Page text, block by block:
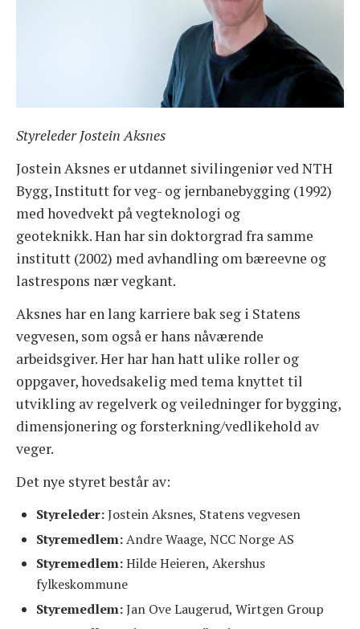
Styreleder Jostein Aksnes
Jostein Aksnes er utdannet sivilingeniør ved NTH
Bygg, Institutt for veg- og jernbanebygging (1992)
med hovedvekt på vegteknologi og
geoteknikk. Han har sin doktorgrad fra samme
institutt (2002) med avhandling om bæreevne og
lastrespons nær vegkant.
Aksnes har en lang karriere bak seg i Statens
vegvesen, som også er hans nåværende
arbeidsgiver. Her har han hatt ulike roller og
oppgaver, hovedsakelig med tema knyttet til
utvikling av regelverk og veiledninger for bygging,
dimensjonering og forsterkning/vedlikehold av
veger.
Det nye styret består av:
Styreleder:Jostein Aksnes, Statens vegvesen
Styremedlem:Andre Waage, NCC Norge AS
Styremedlem:Hilde Heieren, Akershus
fylkeskommune
Styremedlem:Jan Ove Laugerud, Wirtgen Group